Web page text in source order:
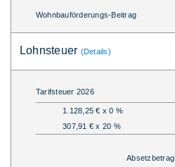
Wohnbauförderungs-Beitrag
Lohnsteuer (Details)
Tarifsteuer 2026
1.128,25 € x 0 %
307,91 € x 20 %
Absetzbetrag